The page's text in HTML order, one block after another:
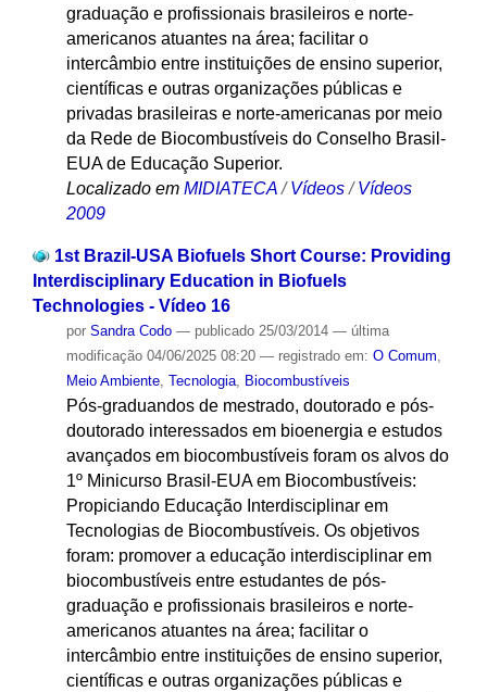
graduação e profissionais brasileiros e norte-
americanos atuantes na área; facilitar o
intercâmbio entre instituições de ensino superior,
científicas e outras organizações públicas e
privadas brasileiras e norte-americanas por meio
da Rede de Biocombustíveis do Conselho Brasil-
EUA de Educação Superior.
Localizado em MIDIATECA / Vídeos / Vídeos
2009
1st Brazil-USA Biofuels Short Course: Providing
Interdisciplinary Education in Biofuels
Technologies - Vídeo 16
por Sandra Codo — publicado25/03/2014 — última
modificação04/06/2025 08:20 — registrado em: O Comum,
Meio Ambiente, Tecnologia, Biocombustíveis
Pós-graduandos de mestrado, doutorado e pós-
doutorado interessados em bioenergia e estudos
avançados em biocombustíveis foram os alvos do
1º Minicurso Brasil-EUA em Biocombustíveis:
Propiciando Educação Interdisciplinar em
Tecnologias de Biocombustíveis. Os objetivos
foram: promover a educação interdisciplinar em
biocombustíveis entre estudantes de pós-
graduação e profissionais brasileiros e norte-
americanos atuantes na área; facilitar o
intercâmbio entre instituições de ensino superior,
científicas e outras organizações públicas e